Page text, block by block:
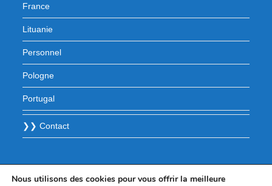
France
Lituanie
Personnel
Pologne
Portugal
❯❯ Contact
Nous utilisons des cookies pour vous offrir la meilleure